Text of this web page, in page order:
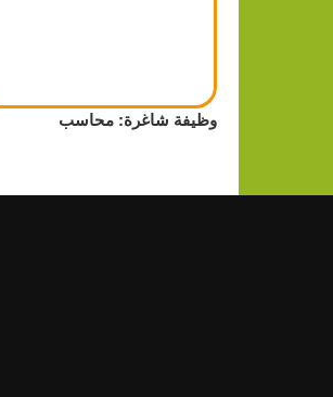
وظيفة شاغرة: محاسب